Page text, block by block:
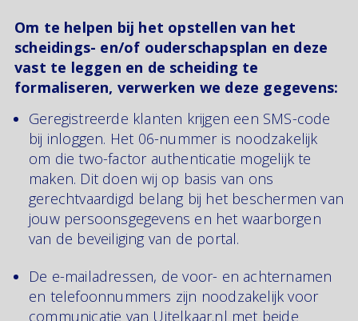
Om te helpen bij het opstellen van het
scheidings- en/of ouderschapsplan en deze
vast te leggen en de scheiding te
formaliseren, verwerken we deze gegevens:
Geregistreerde klanten krijgen een SMS-code
bij inloggen. Het 06-nummer is noodzakelijk
om die two-factor authenticatie mogelijk te
maken. Dit doen wij op basis van ons
gerechtvaardigd belang bij het beschermen van
jouw persoonsgegevens en het waarborgen
van de beveiliging van de portal.
De e-mailadressen, de voor- en achternamen
en telefoonnummers zijn noodzakelijk voor
communicatie van Uitelkaar.nl met beide